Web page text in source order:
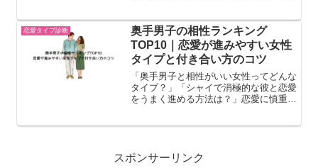
焦ってしまう方もいらっしゃるでしょ
う。今回はシルバニアファミ...
恋愛タイプ診断
奥手男子の相性ランキング
TOP10｜恋愛が進みやすい女性
タイプと付き合い方のコツ
「奥手男子と相性がいい女性ってどんな
タイプ？」「シャイで消極的な彼と恋愛
をうまく進める方法は？」恋愛に慎重で
スポンサーリンク